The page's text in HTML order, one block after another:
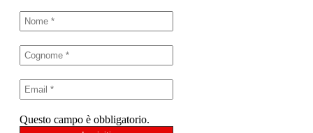
Questo campo è obbligatorio.